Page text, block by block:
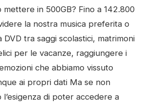
in 500GB? Fino a 142.800
la nostra musica preferita o
tra saggi scolastici, matrimoni
per le vacanze, raggiungere i
che abbiamo vissuto
ai propri dati Ma se non
di poter accedere a